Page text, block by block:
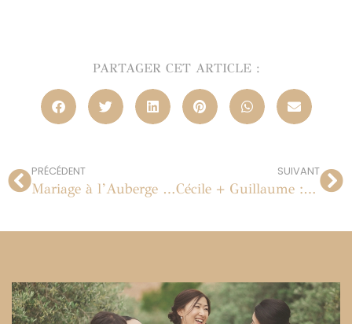
PARTAGER CET ARTICLE :
PRÉCÉDENT
Mariage à l’Auberge des Adrets dans le Var
SUIVANT
Cécile + Guillaume : mariage au Château de Nandy le 20 août 2011